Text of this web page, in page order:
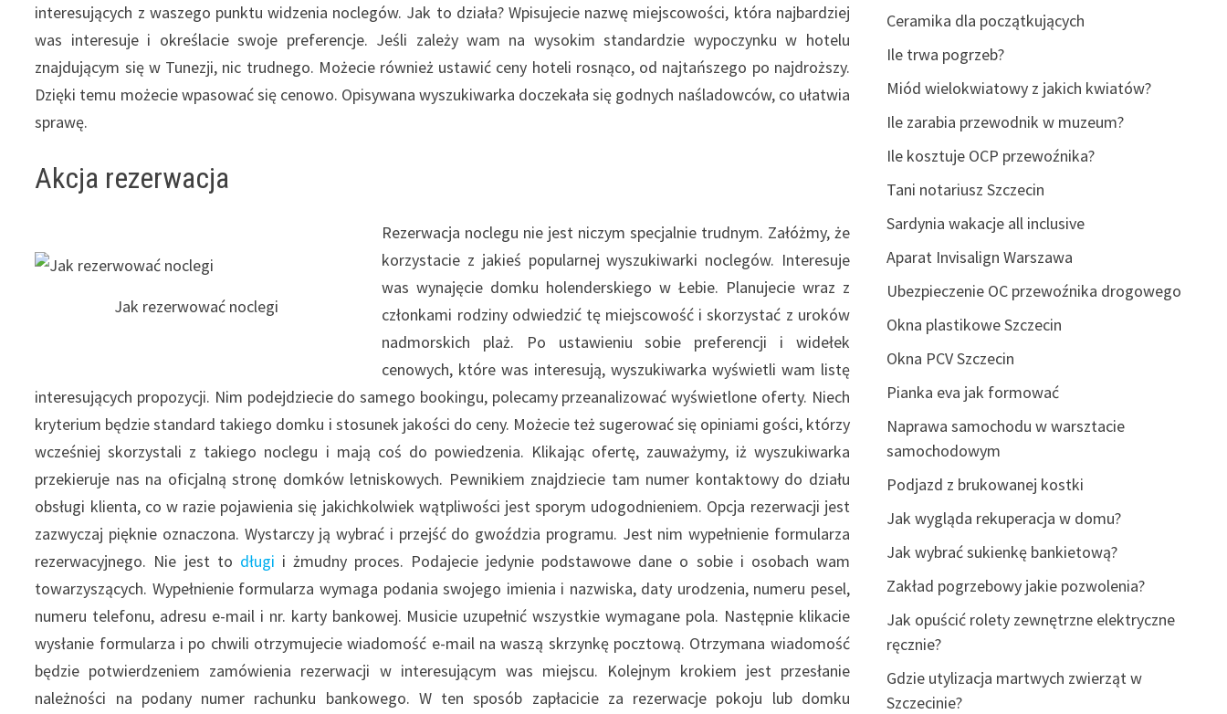
interesujących z waszego punktu widzenia noclegów. Jak to działa? Wpisujecie nazwę miejscowości, która najbardziej
was interesuje i określacie swoje preferencje. Jeśli zależy wam na wysokim standardzie wypoczynku w hotelu
znajdującym się w Tunezji, nic trudnego. Możecie również ustawić ceny hoteli rosnąco, od najtańszego po najdroższy.
Dzięki temu możecie wpasować się cenowo. Opisywana wyszukiwarka doczekała się godnych naśladowców, co ułatwia
sprawę.
Akcja rezerwacja
Jak rezerwować noclegi
Rezerwacja noclegu nie jest niczym specjalnie trudnym. Załóżmy, że
korzystacie z jakieś popularnej wyszukiwarki noclegów. Interesuje
was wynajęcie domku holenderskiego w Łebie. Planujecie wraz z
członkami rodziny odwiedzić tę miejscowość i skorzystać z uroków
nadmorskich plaż. Po ustawieniu sobie preferencji i widełek
cenowych, które was interesują, wyszukiwarka wyświetli wam listę
interesujących propozycji. Nim podejdziecie do samego bookingu, polecamy przeanalizować wyświetlone oferty. Niech
kryterium będzie standard takiego domku i stosunek jakości do ceny. Możecie też sugerować się opiniami gości, którzy
wcześniej skorzystali z takiego noclegu i mają coś do powiedzenia. Klikając ofertę, zauważymy, iż wyszukiwarka
przekieruje nas na oficjalną stronę domków letniskowych. Pewnikiem znajdziecie tam numer kontaktowy do działu
obsługi klienta, co w razie pojawienia się jakichkolwiek wątpliwości jest sporym udogodnieniem. Opcja rezerwacji jest
zazwyczaj pięknie oznaczona. Wystarczy ją wybrać i przejść do gwoździa programu. Jest nim wypełnienie formularza
rezerwacyjnego. Nie jest to długi i żmudny proces. Podajecie jedynie podstawowe dane o sobie i osobach wam
towarzyszących. Wypełnienie formularza wymaga podania swojego imienia i nazwiska, daty urodzenia, numeru pesel,
numeru telefonu, adresu e-mail i nr. karty bankowej. Musicie uzupełnić wszystkie wymagane pola. Następnie klikacie
wysłanie formularza i po chwili otrzymujecie wiadomość e-mail na waszą skrzynkę pocztową. Otrzymana wiadomość
będzie potwierdzeniem zamówienia rezerwacji w interesującym was miejscu. Kolejnym krokiem jest przesłanie
należności na podany numer rachunku bankowego. W ten sposób zapłacicie za rezerwacje pokoju lub domku
Ceramika dla początkujących
Ile trwa pogrzeb?
Miód wielokwiatowy z jakich kwiatów?
Ile zarabia przewodnik w muzeum?
Ile kosztuje OCP przewoźnika?
Tani notariusz Szczecin
Sardynia wakacje all inclusive
Aparat Invisalign Warszawa
Ubezpieczenie OC przewoźnika drogowego
Okna plastikowe Szczecin
Okna PCV Szczecin
Pianka eva jak formować
Naprawa samochodu w warsztacie
samochodowym
Podjazd z brukowanej kostki
Jak wygląda rekuperacja w domu?
Jak wybrać sukienkę bankietową?
Zakład pogrzebowy jakie pozwolenia?
Jak opuścić rolety zewnętrzne elektryczne
ręcznie?
Gdzie utylizacja martwych zwierząt w
Szczecinie?